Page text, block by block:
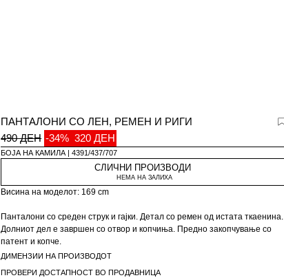
ПАНТАЛОНИ СО ЛЕН, РЕМЕН И РИГИ
490 ДЕН -34% 320 ДЕН
БОЈА НА КАМИЛА 4391/437/707
СЛИЧНИ ПРОИЗВОДИ
НЕМА НА ЗАЛИХА
Висина на моделот: 169 cm
Панталони со среден струк и гајки. Детал со ремен од истата ткаенина.
Долниот дел е завршен со отвор и копчиња. Предно закопчување со
патент и копче.
ДИМЕНЗИИ НА ПРОИЗВОДОТ
ПРОВЕРИ ДОСТАПНОСТ ВО ПРОДАВНИЦА